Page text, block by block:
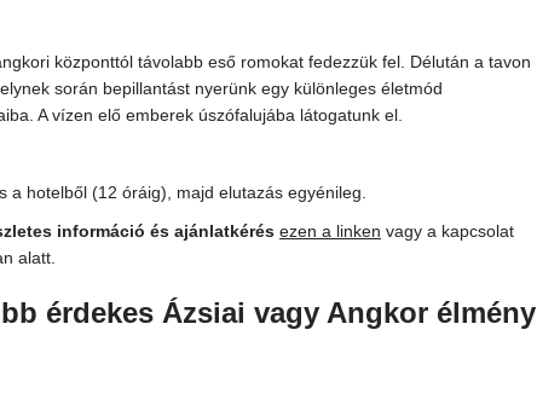
központtól távolabb eső romokat fedezzük fel. Délután a tavon
során bepillantást nyerünk egy különleges életmód
A vízen elő emberek úszófalujába látogatunk el.
a hotelből (12 óráig), majd elutazás egyénileg.
információ és ajánlatkérés ezen a linken vagy a kapcsolat
alatt.
érdekes Ázsiai vagy Angkor élmény